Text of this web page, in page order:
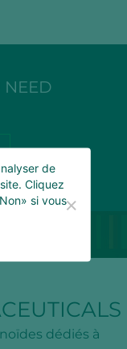
NEED
dédiés à
de
Cliquez
si vous